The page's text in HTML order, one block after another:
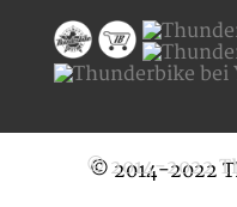
© 2014-2022